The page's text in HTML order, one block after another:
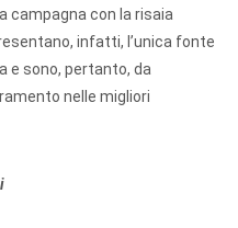
campagna con la risaia
infatti, l’unica fonte
e sono, pertanto, da
nelle migliori